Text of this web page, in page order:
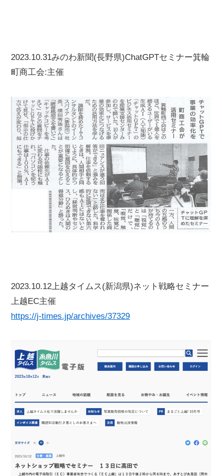
2023.10.31みのわ新聞(長野県)ChatGPTセミナー箕輪
町商工会:主催
2023.10.12上越タイムス(新潟県)ネット戦略セミナー
上越EC主催
https://j-times.jp/archives/37329